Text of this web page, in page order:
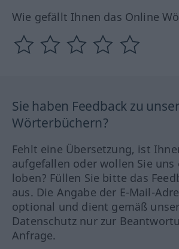
Wie gefällt Ihnen das Online
Sie haben Feedback zu
Wörterbüchern?
Fehlt eine Übersetzung, ist
aufgefallen oder wollen Sie uns
loben? Füllen Sie bitte das
aus. Die Angabe der E-Mail-
optional und dient gemäß
Datenschutz nur zur
Anfrage.